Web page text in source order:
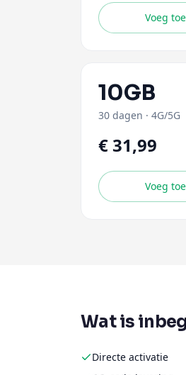
Voeg
10GB
30 dagen · 4G/5G
€ 31,99
Voeg
Wat is
Directe activatie